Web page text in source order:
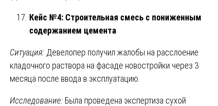
Кейс №4: Строительная смесь с пониженным
содержанием цемента
Ситуация: Девелопер получил жалобы на расслоение
кладочного раствора на фасаде новостройки через 3
месяца после ввода в эксплуатацию.
Исследование: Была проведена экспертиза сухой